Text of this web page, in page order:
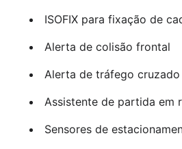
ISOFIX para fixação de
Alerta de colisão frontal
Alerta de tráfego
Assistente de partida em
Sensores de